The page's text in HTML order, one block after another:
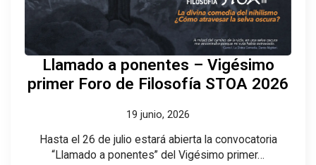
Llamado a ponentes – Vigésimo
primer Foro de Filosofía STOA 2026
19 junio, 2026
Hasta el 26 de julio estará abierta la convocatoria
“Llamado a ponentes” del Vigésimo primer…